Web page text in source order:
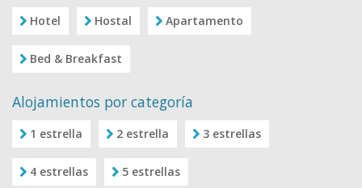
Hotel Hostal Apartamento
Bed & Breakfast
Alojamientos por categoría
1 estrella 2 estrella 3 estrellas
4 estrellas 5 estrellas